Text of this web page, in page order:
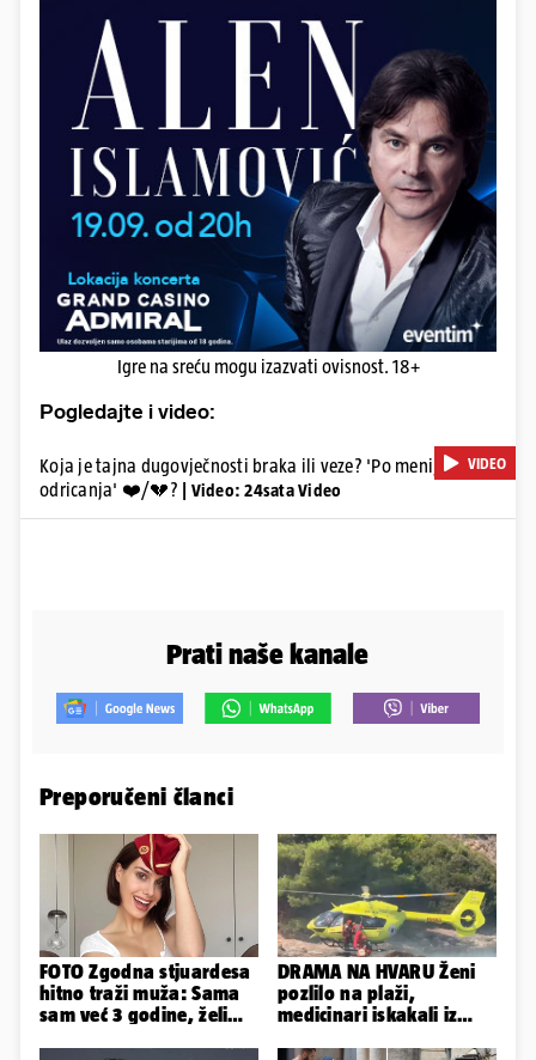
Igre na sreću mogu izazvati ovisnost. 18+
Pogledajte i video:
VIDEO
Koja je tajna dugovječnosti braka ili veze? 'Po meni, dosta
odricanja' ❤️/💔?
| Video: 24sata Video
Prati naše kanale
Preporučeni članci
FOTO Zgodna stjuardesa
hitno traži muža: Sama
sam već 3 godine, želim
DRAMA NA HVARU Ženi
pozlilo na plaži,
medicinari iskakali iz